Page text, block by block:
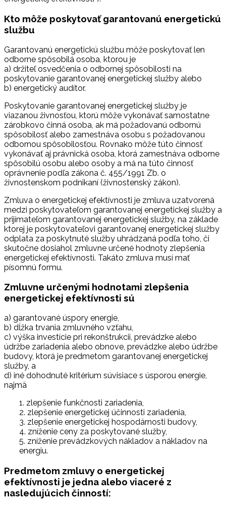
Kto môže poskytovať garantovanú energetickú
službu
Garantovanú energetickú službu môže poskytovať len
odborne spôsobilá osoba, ktorou je
a) držiteľ osvedčenia o odbornej spôsobilosti na
poskytovanie garantovanej energetickej služby alebo
b) energetický audítor.
Poskytovanie garantovanej energetickej služby je
viazanou živnosťou, ktorú môže vykonávať samostatne
zárobkovo činná osoba, ak má požadovanú odbornú
spôsobilosť alebo zamestnáva osobu s požadovanou
odbornou spôsobilosťou. Rovnako môže túto činnosť
vykonávať aj právnická osoba, ktorá zamestnáva odborne
spôsobilú osobu alebo osoby a má na túto činnosť
oprávnenie podľa zákona č. 455/1991 Zb. o
živnostenskom podnikaní (živnostenský zákon).
Zmluva o energetickej efektívnosti je zmluva uzatvorená
medzi poskytovateľom garantovanej energetickej služby a
prijímateľom garantovanej energetickej služby, na základe
ktorej je poskytovateľovi garantovanej energetickej služby
odplata za poskytnuté služby uhrádzaná podľa toho, či
skutočne dosiahol zmluvne určené hodnoty zlepšenia
energetickej efektívnosti. Takáto zmluva musí mať
písomnú formu.
Zmluvne určenými hodnotami zlepšenia
energetickej efektívnosti sú
a) garantované úspory energie,
b) dĺžka trvania zmluvného vzťahu,
c) výška investície pri rekonštrukcii, prevádzke alebo
údržbe zariadenia alebo obnove, prevádzke alebo údržbe
budovy, ktorá je predmetom garantovanej energetickej
služby, a
d) iné dohodnuté kritérium súvisiace s úsporou energie,
najmä
1. zlepšenie funkčnosti zariadenia,
2. zlepšenie energetickej účinnosti zariadenia,
3. zlepšenie energetickej hospodárnosti budovy,
4. zníženie ceny za poskytované služby,
5. zníženie prevádzkových nákladov a nákladov na
energiu.
Predmetom zmluvy o energetickej
efektívnosti je jedna alebo viaceré z
nasledujúcich činností: